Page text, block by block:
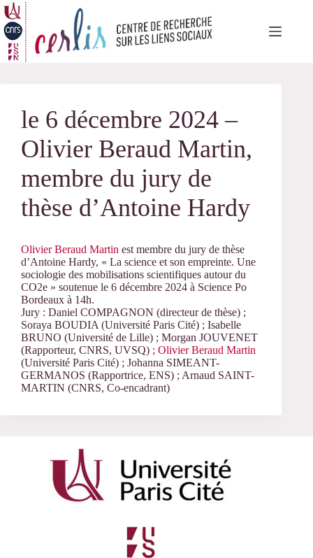
Passer
au
contenu
le 6 décembre 2024 –
Olivier Beraud Martin,
membre du jury de
thèse d’Antoine Hardy
Olivier Beraud Martin est membre du jury de thèse
d’Antoine Hardy, « La science et son empreinte. Une
sociologie des mobilisations scientifiques autour du
CO2e » soutenue le 6 décembre 2024 à Science Po
Bordeaux à 14h.
Jury : Daniel COMPAGNON (directeur de thèse) ;
Soraya BOUDIA (Université Paris Cité) ; Isabelle
BRUNO (Université de Lille) ; Morgan JOUVENET
(Rapporteur, CNRS, UVSQ) ; Olivier Beraud Martin
(Université Paris Cité) ; Johanna SIMEANT-
GERMANOS (Rapportrice, ENS) ; Arnaud SAINT-
MARTIN (CNRS, Co-encadrant)